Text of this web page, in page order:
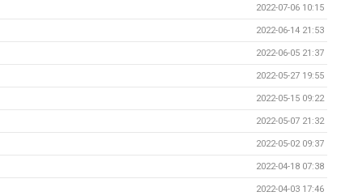
2022-07-06 10:15
2022-06-14 21:53
2022-06-05 21:37
2022-05-27 19:55
2022-05-15 09:22
2022-05-07 21:32
2022-05-02 09:37
2022-04-18 07:38
2022-04-03 17:46